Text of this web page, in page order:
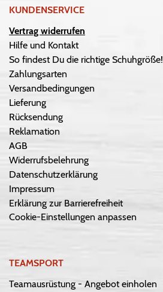
KUNDENSERVICE
Vertrag widerrufen
Hilfe und Kontakt
So findest Du die richtige Schuhgröße!
Zahlungsarten
Versandbedingungen
Lieferung
Rücksendung
Reklamation
AGB
Widerrufsbelehrung
Datenschutzerklärung
Impressum
Erklärung zur Barrierefreiheit
Cookie-Einstellungen anpassen
TEAMSPORT
Teamausrüstung - Angebot einholen